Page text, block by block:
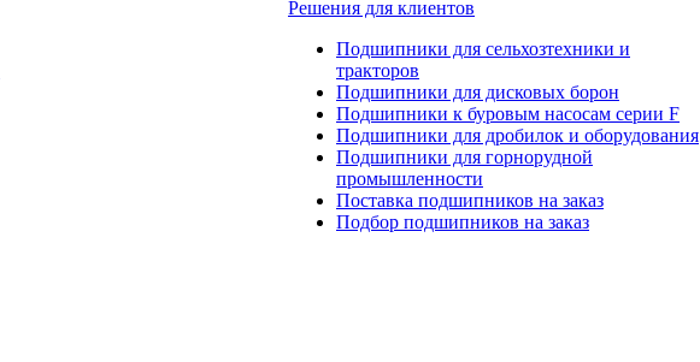
Решения для клиентов
Подшипники для сельхозтехники и
тракторов
Подшипники для дисковых борон
Подшипники к буровым насосам серии F
Подшипники для дробилок и оборудования
Подшипники для горнорудной
промышленности
Поставка подшипников на заказ
Подбор подшипников на заказ